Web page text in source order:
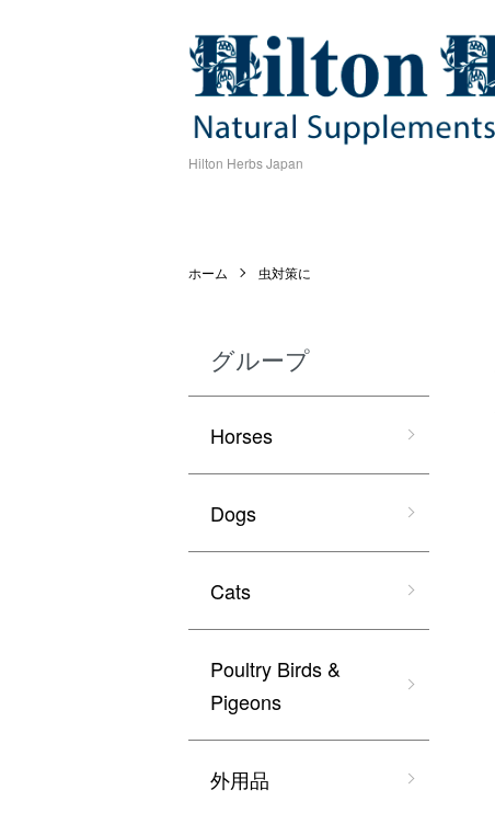
Hilton Herbs Japan
ホーム 虫対策に
グループ
Horses
Dogs
Cats
Poultry Birds &
Pigeons
外用品